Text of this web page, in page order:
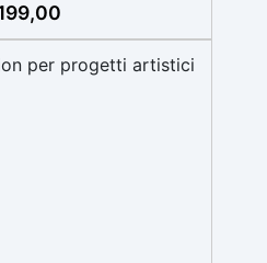
da applicare: Video
3 semplici passaggi,
✅ Risultati